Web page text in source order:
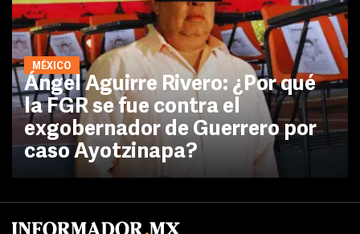
MÉXICO
Ángel Aguirre Rivero: ¿Por qué
la FGR se fue contra el
exgobernador de Guerrero por
caso Ayotzinapa?